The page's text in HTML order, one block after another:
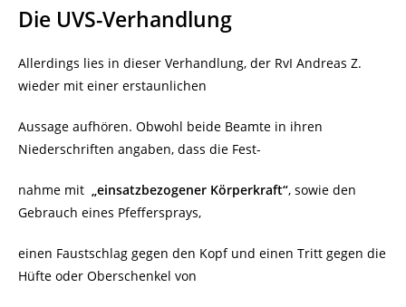
Die UVS-Verhandlung
Allerdings lies in dieser Verhandlung, der RvI Andreas Z.
wieder mit einer erstaunlichen
Aussage aufhören. Obwohl beide Beamte in ihren
Niederschriften angaben, dass die Fest-
nahme mit „einsatzbezogener Körperkraft“, sowie den
Gebrauch eines Pfeffersprays,
einen Faustschlag gegen den Kopf und einen Tritt gegen die
Hüfte oder Oberschenkel von